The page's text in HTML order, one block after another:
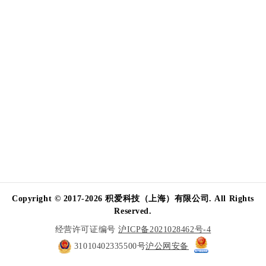
Copyright © 2017-2026 积爱科技（上海）有限公司. All Rights
Reserved.
经营许可证编号沪ICP备2021028462号-4
31010402335500号沪公网安备